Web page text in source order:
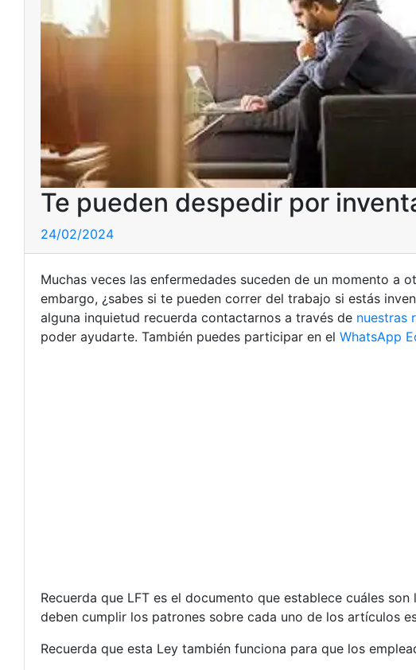
Te pueden despedir por
24/02/2024
Muchas veces las enfermedades suceden de un momento a
embargo, ¿sabes si te pueden correr del trabajo si estás
alguna inquietud recuerda contactarnos a través de nuestras
poder ayudarte. También puedes participar en el WhatsApp
Recuerda que LFT es el documento que establece cuáles
deben cumplir los patrones sobre cada uno de los artículos
Recuerda que esta Ley también funciona para que los